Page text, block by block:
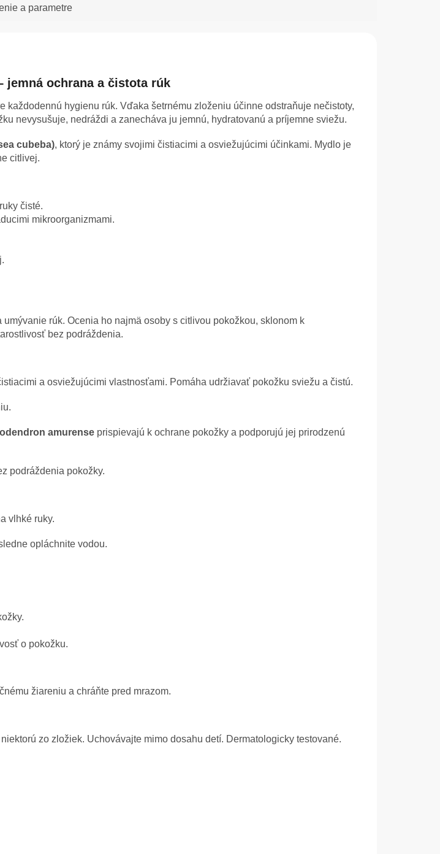
a parametre
jemná ochrana a čistota rúk
každodennú hygienu rúk. Vďaka šetrnému zloženiu účinne odstraňuje nečistoty,
nevysušuje, nedráždi a zanecháva ju jemnú, hydratovanú a príjemne sviežu.
cubeba), ktorý je známy svojimi čistiacimi a osviežujúcimi účinkami. Mydlo je
citlivej.
čisté.
mikroorganizmami.
rúk. Ocenia ho najmä osoby s citlivou pokožkou, sklonom k
bez podráždenia.
a osviežujúcimi vlastnosťami. Pomáha udržiavať pokožku sviežu a čistú.
amurense prispievajú k ochrane pokožky a podporujú jej prirodzenú
podráždenia pokožky.
vlhké ruky.
opláchnite vodou.
o pokožku.
žiareniu a chráňte pred mrazom.
zo zložiek. Uchovávajte mimo dosahu detí. Dermatologicky testované.